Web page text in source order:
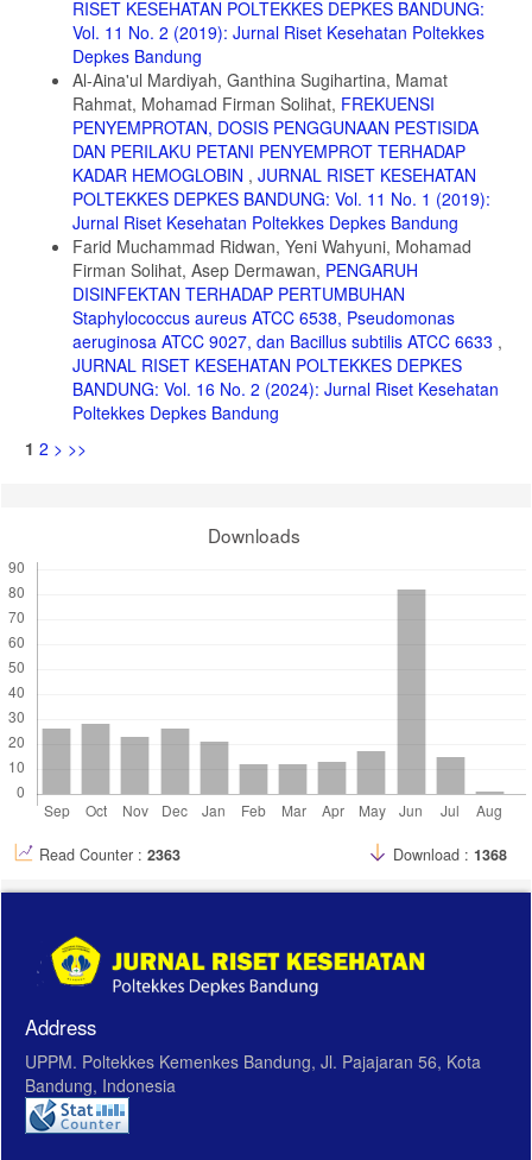
RISET KESEHATAN POLTEKKES DEPKES BANDUNG:
Vol. 11 No. 2 (2019): Jurnal Riset Kesehatan Poltekkes
Depkes Bandung
Al-Aina'ul Mardiyah, Ganthina Sugihartina, Mamat
Rahmat, Mohamad Firman Solihat, FREKUENSI
PENYEMPROTAN, DOSIS PENGGUNAAN PESTISIDA
DAN PERILAKU PETANI PENYEMPROT TERHADAP
KADAR HEMOGLOBIN , JURNAL RISET KESEHATAN
POLTEKKES DEPKES BANDUNG: Vol. 11 No. 1 (2019):
Jurnal Riset Kesehatan Poltekkes Depkes Bandung
Farid Muchammad Ridwan, Yeni Wahyuni, Mohamad
Firman Solihat, Asep Dermawan, PENGARUH
DISINFEKTAN TERHADAP PERTUMBUHAN
Staphylococcus aureus ATCC 6538, Pseudomonas
aeruginosa ATCC 9027, dan Bacillus subtilis ATCC 6633 ,
JURNAL RISET KESEHATAN POLTEKKES DEPKES
BANDUNG: Vol. 16 No. 2 (2024): Jurnal Riset Kesehatan
Poltekkes Depkes Bandung
1 2 > >>
Downloads
Read Counter : 2363 Download : 1368
Address
UPPM. Poltekkes Kemenkes Bandung, Jl. Pajajaran 56, Kota
Bandung, Indonesia